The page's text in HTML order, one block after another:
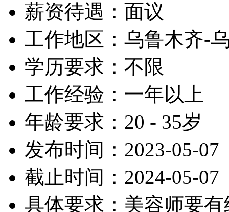
薪资待遇：面议
工作地区：乌鲁木齐-
学历要求：不限
工作经验：一年以上
年龄要求：20 - 35岁
发布时间：2023-05-07
截止时间：2024-05-07
具体要求：美容师要